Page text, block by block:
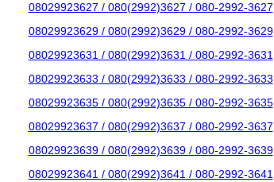
08029923627 / 080(2992)3627 / 080-2992-3627
08029923629 / 080(2992)3629 / 080-2992-3629
08029923631 / 080(2992)3631 / 080-2992-3631
08029923633 / 080(2992)3633 / 080-2992-3633
08029923635 / 080(2992)3635 / 080-2992-3635
08029923637 / 080(2992)3637 / 080-2992-3637
08029923639 / 080(2992)3639 / 080-2992-3639
08029923641 / 080(2992)3641 / 080-2992-3641